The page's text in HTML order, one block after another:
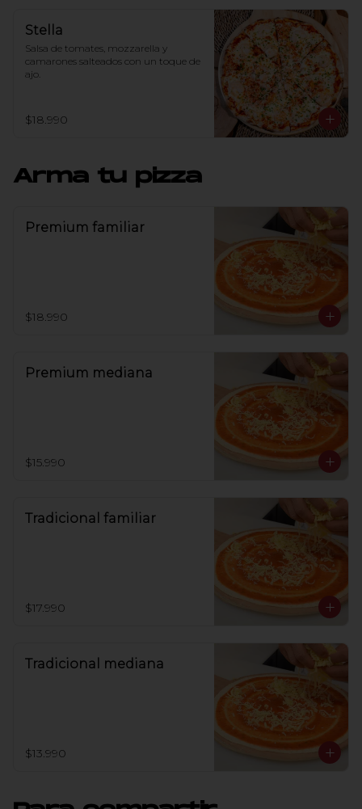
Stella
Salsa de tomates, mozzarella y
camarones salteados con un toque de
ajo.
$18.990
Arma tu pizza
Premium familiar
$18.990
Premium mediana
$15.990
Tradicional familiar
$17.990
Tradicional mediana
$13.990